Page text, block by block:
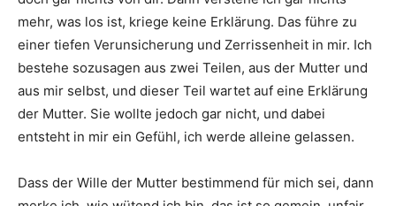
mehr, was los ist, kriege keine Erklärung. Das führe zu
einer tiefen Verunsicherung und Zerrissenheit in mir. Ich
bestehe sozusagen aus zwei Teilen, aus der Mutter und
aus mir selbst, und dieser Teil wartet auf eine Erklärung
der Mutter. Sie wollte jedoch gar nicht, und dabei
entsteht in mir ein Gefühl, ich werde alleine gelassen.
Dass der Wille der Mutter bestimmend für mich sei, dann